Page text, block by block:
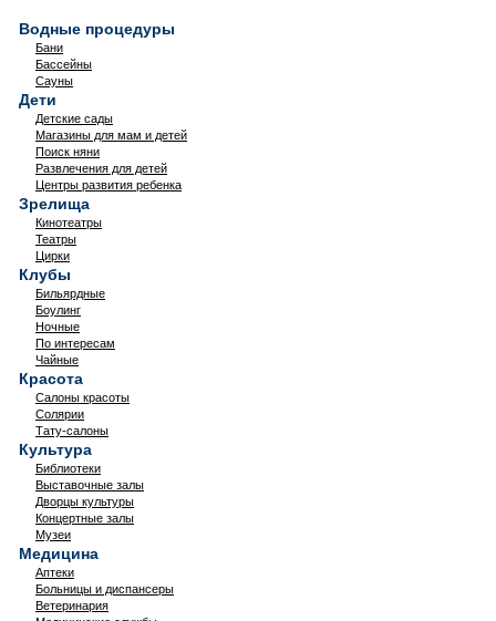
Водные процедуры
Бани
Бассейны
Сауны
Дети
Детские сады
Магазины для мам и детей
Поиск няни
Развлечения для детей
Центры развития ребенка
Зрелища
Кинотеатры
Театры
Цирки
Клубы
Бильярдные
Боулинг
Ночные
По интересам
Чайные
Красота
Салоны красоты
Солярии
Тату-салоны
Культура
Библиотеки
Выставочные залы
Дворцы культуры
Концертные залы
Музеи
Медицина
Аптеки
Больницы и диспансеры
Ветеринария